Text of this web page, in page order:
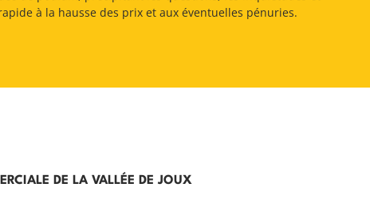
à la hausse des prix et aux éventuelles pénuries.
DE LA VALLÉE DE JOUX